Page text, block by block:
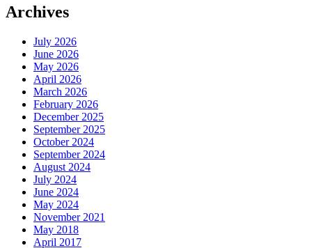
Archives
July 2026
June 2026
May 2026
April 2026
March 2026
February 2026
December 2025
September 2025
October 2024
September 2024
August 2024
July 2024
June 2024
May 2024
November 2021
May 2018
April 2017